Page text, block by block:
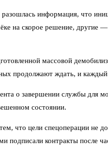
информация, что
на скорое решение,
массовой
продолжают ждать, и
о завершении службы
состоянии.
что цели спецоперации не
контракты после